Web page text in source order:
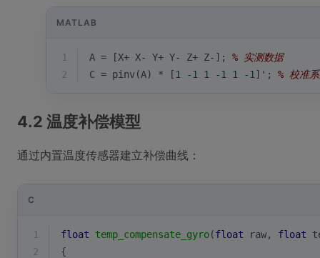
MATLAB
1 A = [X+ X- Y+ Y- Z+ Z-]; % 实测数据
2
C = pinv(A) * [1 -1 1 -1 1 -1 ]'; % 校准
4.2 温度补偿模型
通过内置温度传感器建立补偿曲线：
C
1 float temp_compensate_gyro(float raw, float
2
{